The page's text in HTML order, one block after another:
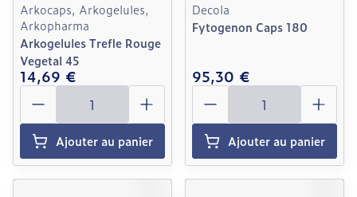
Arkocaps, Arkogelules,
Arkopharma
Arkogelules Trefle Rouge
Vegetal 45
14,69 €
Quantité
Ajouter au panier
Decola
Fytogenon Caps 180
95,30 €
Quantité
Ajouter au panier